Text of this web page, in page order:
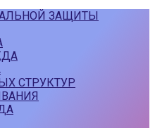
ЗАЩИТЫ
СТРУКТУР